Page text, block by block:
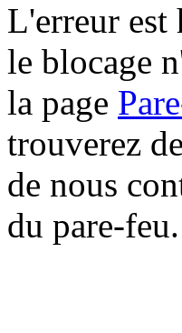
L'erreur est
le blocage
la page
trouverez
de nous
du pare-feu.